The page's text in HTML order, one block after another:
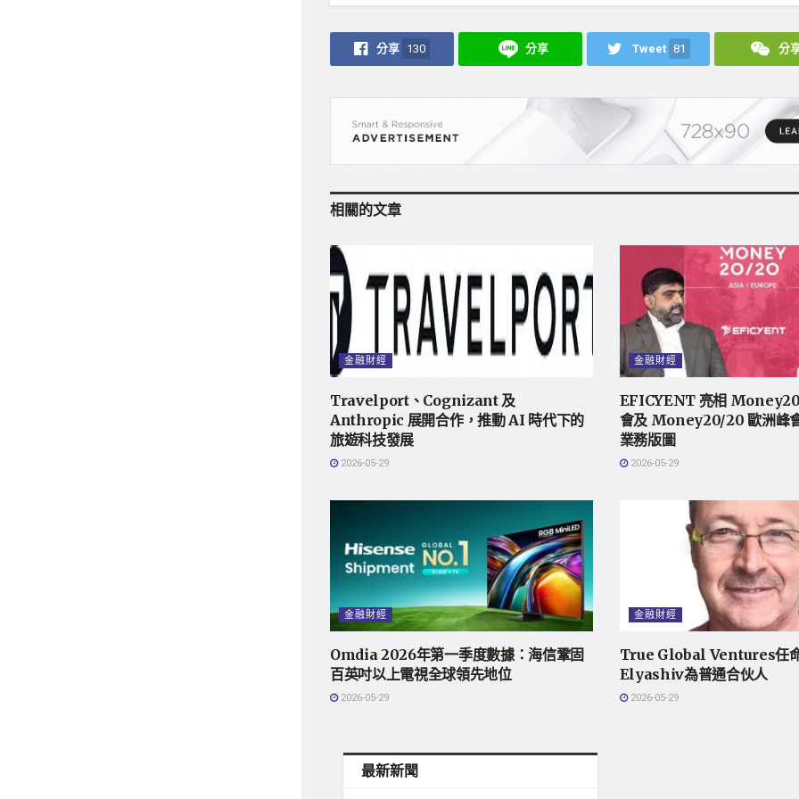
分享 130 分享 Tweet 81 分
相關的文章
金融財經
Travelport、Cognizant 及
Anthropic 展開合作，推動 AI 時代下的
旅遊科技發展
2026-05-29
金融財經
EFICYENT 亮相
會及 Money20/20 歐洲峰
業務版圖
2026-05-29
金融財經
Omdia 2026年第一季度數據：海信鞏固
百英吋以上電視全球領先地位
2026-05-29
金融財經
True Global Ventures任
Elyashiv為普通合伙人
2026-05-29
最新新聞